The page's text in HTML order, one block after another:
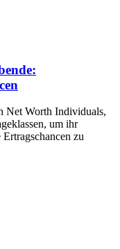
Net Worth Individuals,
um ihr
zu